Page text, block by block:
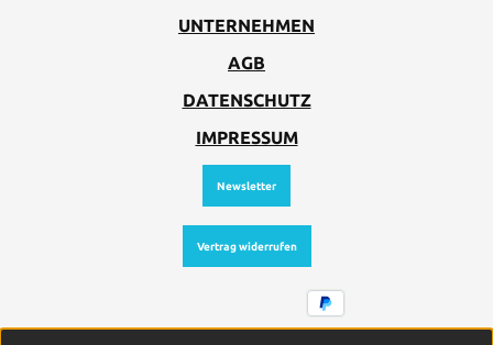
UNTERNEHMEN
AGB
DATENSCHUTZ
IMPRESSUM
Newsletter
Vertrag widerrufen